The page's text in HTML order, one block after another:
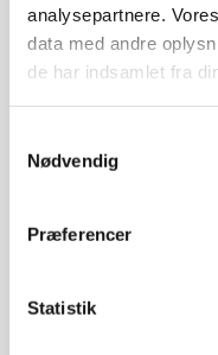
analysepartnere.
data med andre
de har indsamlet fra
Nødvendig
Præferencer
Statistik